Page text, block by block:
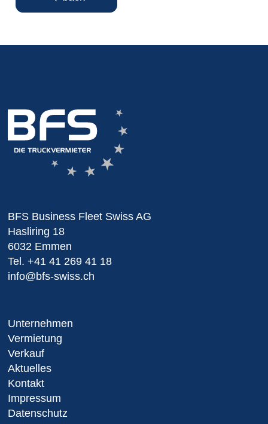
BFS Business Fleet Swiss AG
Hasliring 18
6032 Emmen
Tel. +41 41 269 41 18
info@bfs-swiss.ch
Unternehmen
Vermietung
Verkauf
Aktuelles
Kontakt
Impressum
Datenschutz